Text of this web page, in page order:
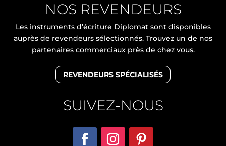
NOS REVENDEURS
Les instruments d’écriture Diplomat sont disponibles
auprès de revendeurs sélectionnés. Trouvez un de nos
partenaires commerciaux près de chez vous.
REVENDEURS SPÉCIALISÉS
SUIVEZ-NOUS